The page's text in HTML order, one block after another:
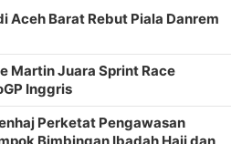
Aceh Barat Rebut Piala Danrem
Martin Juara Sprint Race
Inggris
Perketat Pengawasan